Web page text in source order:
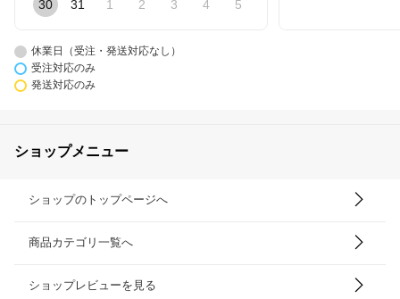
30 31 1 2 3 4 5
休業日（受注・発送対応なし）
受注対応のみ
発送対応のみ
ショップメニュー
ショップのトップページへ
商品カテゴリ一覧へ
ショップレビューを見る